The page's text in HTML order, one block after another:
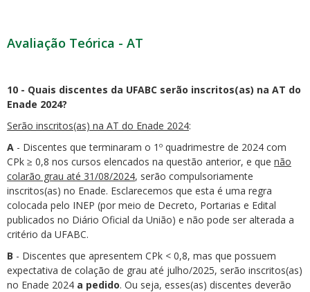
Avaliação Teórica - AT
10 - Quais discentes da UFABC serão inscritos(as) na AT do
Enade 2024?
Serão inscritos(as) na AT do Enade 2024:
A - Discentes que terminaram o 1º quadrimestre de 2024 com
CPk ≥ 0,8 nos cursos elencados na questão anterior, e que não
colarão grau até 31/08/2024, serão compulsoriamente
inscritos(as) no Enade. Esclarecemos que esta é uma regra
colocada pelo INEP (por meio de Decreto, Portarias e Edital
publicados no Diário Oficial da União) e não pode ser alterada a
critério da UFABC.
B - Discentes que apresentem CPk < 0,8, mas que possuem
expectativa de colação de grau até julho/2025, serão inscritos(as)
no Enade 2024 a pedido. Ou seja, esses(as) discentes deverão